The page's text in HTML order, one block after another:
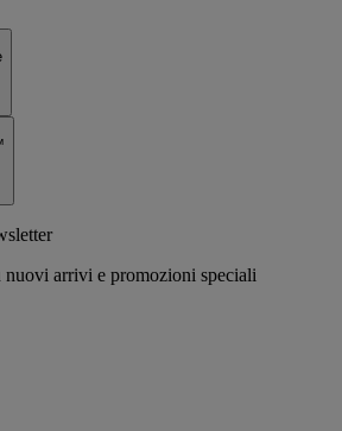
arrivi e promozioni speciali